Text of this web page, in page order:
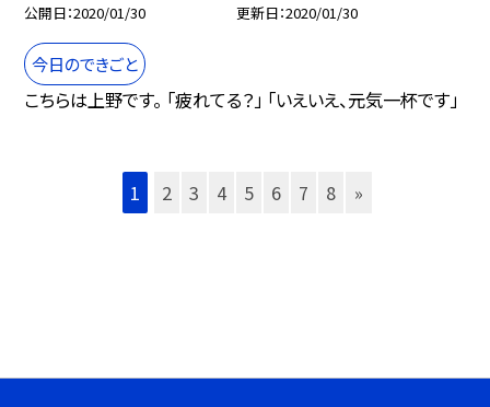
公開日 2020/01/30 更新日 2020/01/30
今日のできごと
こちらは上野です。 「疲れてる？」 「いえいえ、元気一杯です」
1 2 3 4 5 6 7 8 »